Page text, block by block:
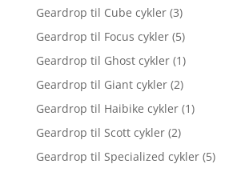
Geardrop til Cube cykler (3)
Geardrop til Focus cykler (5)
Geardrop til Ghost cykler (1)
Geardrop til Giant cykler (2)
Geardrop til Haibike cykler (1)
Geardrop til Scott cykler (2)
Geardrop til Specialized cykler (5)